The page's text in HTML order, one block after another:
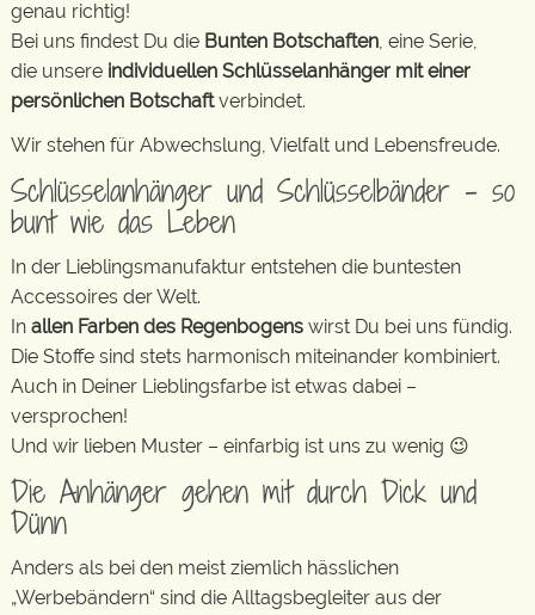
genau richtig!
Bei uns findest Du die Bunten Botschaften , eine Serie,
die unsere individuellen Schlüsselanhänger mit einer
persönlichen Botschaftverbindet.
Wir stehen für Abwechslung, Vielfalt und Lebensfreude.
Schlüsselanhänger und Schlüsselbänder – so
bunt wie das Leben
In der Lieblingsmanufaktur entstehen die buntesten
Accessoires der Welt.
In allen Farben des Regenbogens wirst Du bei uns fündig.
Die Stoffe sind stets harmonisch miteinander kombiniert.
Auch in Deiner Lieblingsfarbe ist etwas dabei –
versprochen!
Und wir lieben Muster – einfarbig ist uns zu wenig 😉
Die Anhänger gehen mit durch Dick und
Dünn
Anders als bei den meist ziemlich hässlichen
„Werbebändern“ sind die Alltagsbegleiter aus der